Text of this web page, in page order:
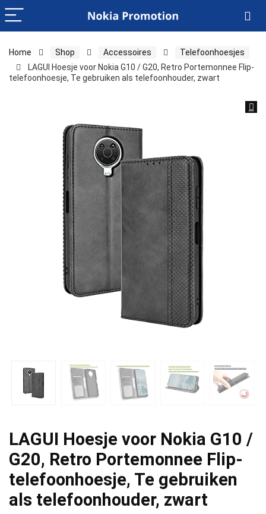
Home Shop Accessoires
Telefoonhoesjes
LAGUI Hoesje voor Nokia G10 / G20, Retro Portemonnee Flip-
telefoonhoesje, Te gebruiken als telefoonhouder, zwart
LAGUI Hoesje voor Nokia G10 /
G20, Retro Portemonnee Flip-
telefoonhoesje, Te gebruiken
als telefoonhouder, zwart